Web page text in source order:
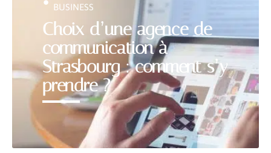
Choix d’une agence de
communication à
Strasbourg : comment s’y
prendre ?
BUSINESS